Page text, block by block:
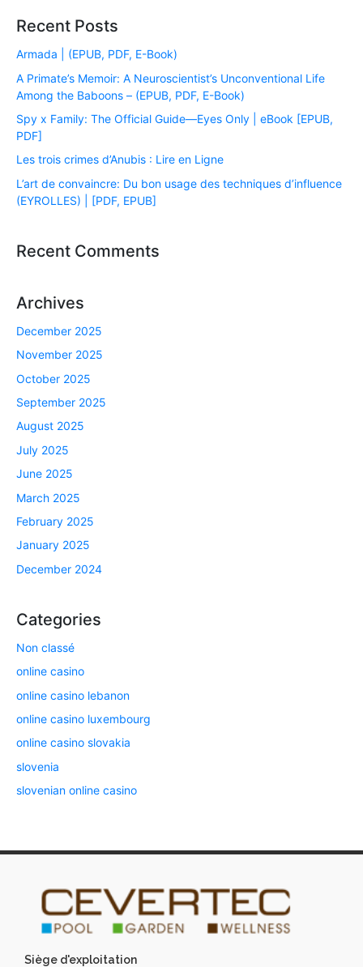
Recent Posts
Armada | (EPUB, PDF, E-Book)
A Primate’s Memoir: A Neuroscientist’s Unconventional Life
Among the Baboons – (EPUB, PDF, E-Book)
Spy x Family: The Official Guide―Eyes Only | eBook [EPUB,
PDF]
Les trois crimes d’Anubis : Lire en Ligne
L’art de convaincre: Du bon usage des techniques d’influence
(EYROLLES) | [PDF, EPUB]
Recent Comments
Archives
December 2025
November 2025
October 2025
September 2025
August 2025
July 2025
June 2025
March 2025
February 2025
January 2025
December 2024
Categories
Non classé
online casino
online casino lebanon
online casino luxembourg
online casino slovakia
slovenia
slovenian online casino
Siège d'exploitation